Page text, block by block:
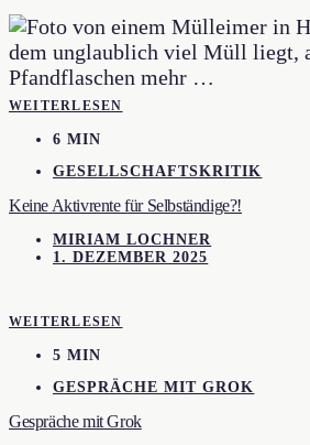
WEITERLESEN
6 MIN
GESELLSCHAFTSKRITIK
Keine Aktivrente für Selbständige?!
MIRIAM LOCHNER
1. DEZEMBER 2025
WEITERLESEN
5 MIN
GESPRÄCHE MIT GROK
Gespräche mit Grok